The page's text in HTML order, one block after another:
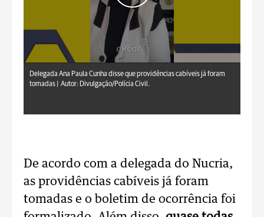
Delegada Ana Paula Cunha disse que providências cabíveis já foram
tomadas |
Autor: Divulgação/Polícia Civil.
De acordo com a delegada do Nucria,
as providências cabíveis já foram
tomadas e o boletim de ocorrência foi